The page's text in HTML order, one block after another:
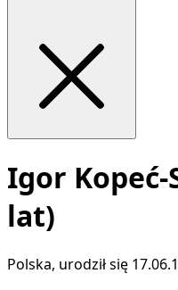
Igor Kopeć-
lat)
Polska, urodził się